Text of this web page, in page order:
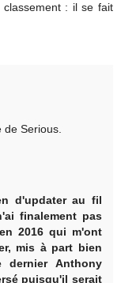
: il se fait
Serious.
d'updater au fil
finalement pas
2016 qui m'ont
mis à part bien
Anthony
puisqu'il serait